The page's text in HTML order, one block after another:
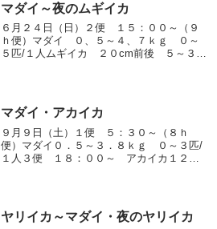
マダイ～夜のムギイカ
６月２４日（日）２便 １５：００～（９
ｈ便）マダイ ０、５～４、７ｋｇ ０～
５匹/１人ムギイカ ２０cm前後 ５～３５
マダイ・アカイカ
９月９日（土）１便 ５：３０～（８ｈ
便）マダイ０．５～３．８ｋｇ ０～３匹/
１人３便 １８：００～ アカイカ１２～
ヤリイカ～マダイ・夜のヤリイカ